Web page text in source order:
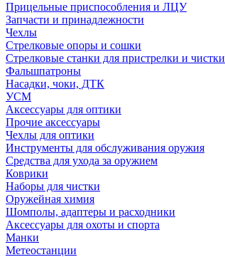
Прицельные приспособления и ЛЦУ
Запчасти и принадлежности
Чехлы
Стрелковые опоры и сошки
Стрелковые станки для пристрелки и чистки
Фальшпатроны
Насадки, чоки, ДТК
УСМ
Аксессуары для оптики
Прочие аксессуары
Чехлы для оптики
Инструменты для обслуживания оружия
Средства для ухода за оружием
Коврики
Наборы для чистки
Оружейная химия
Шомполы, адаптеры и расходники
Аксессуары для охоты и спорта
Манки
Метеостанции